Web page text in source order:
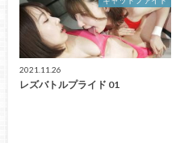
2021.11.26
レズバトルプライド 01